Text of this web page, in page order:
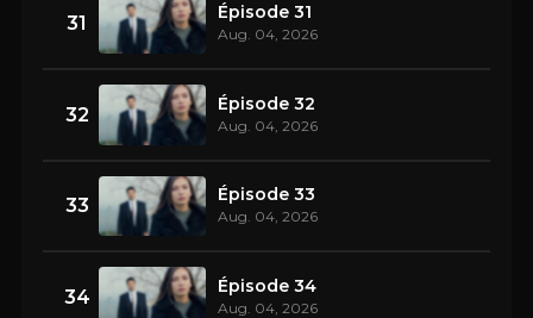
31 Épisode 31
Aug. 04, 2026
32 Épisode 32
Aug. 04, 2026
33 Épisode 33
Aug. 04, 2026
34 Épisode 34
Aug. 04, 2026